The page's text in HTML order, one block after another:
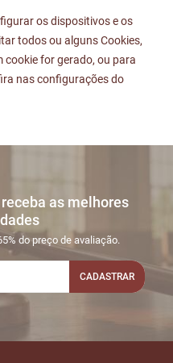
os dispositivos e os
todos ou alguns Cookies,
cookie for gerado, ou para
nas configurações do
as melhores
do preço de avaliação.
CADASTRAR